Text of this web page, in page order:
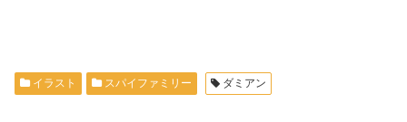
イラスト スパイファミリー ダミアン